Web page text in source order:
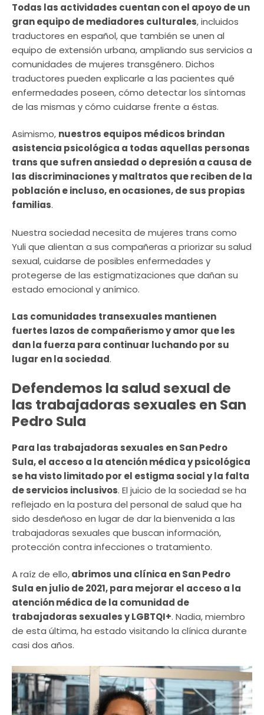
Todas las actividades cuentan con el apoyo de un
gran equipo de mediadores culturales, incluidos
traductores en español, que también se unen al
equipo de extensión urbana, ampliando sus servicios a
comunidades de mujeres transgénero. Dichos
traductores pueden explicarle a las pacientes qué
enfermedades poseen, cómo detectar los síntomas
de las mismas y cómo cuidarse frente a éstas.
Asimismo, nuestros equipos médicos brindan
asistencia psicológica a todas aquellas personas
trans que sufren ansiedad o depresión a causa de
las discriminaciones y maltratos que reciben de la
población e incluso, en ocasiones, de sus propias
familias.
Nuestra sociedad necesita de mujeres trans como
Yuli que alientan a sus compañeras a priorizar su salud
sexual, cuidarse de posibles enfermedades y
protegerse de las estigmatizaciones que dañan su
estado emocional y anímico.
Las comunidades transexuales mantienen
fuertes lazos de compañerismo y amor que les
dan la fuerza para continuar luchando por su
lugar en la sociedad.
Defendemos la salud sexual de
las trabajadoras sexuales en San
Pedro Sula
Para las trabajadoras sexuales en San Pedro
Sula, el acceso a la atención médica y psicológica
se ha visto limitado por el estigma social y la falta
de servicios inclusivos. El juicio de la sociedad se ha
reflejado en la postura del personal de salud que ha
sido desdeñoso en lugar de dar la bienvenida a las
trabajadoras sexuales que buscan información,
protección contra infecciones o tratamiento.
A raíz de ello,abrimos una clínica en San Pedro
Sula en julio de 2021, para mejorar el acceso a la
atención médica de la comunidad de
trabajadoras sexuales y LGBTQI+. Nadia, miembro
de esta última, ha estado visitando la clínica durante
casi dos años.